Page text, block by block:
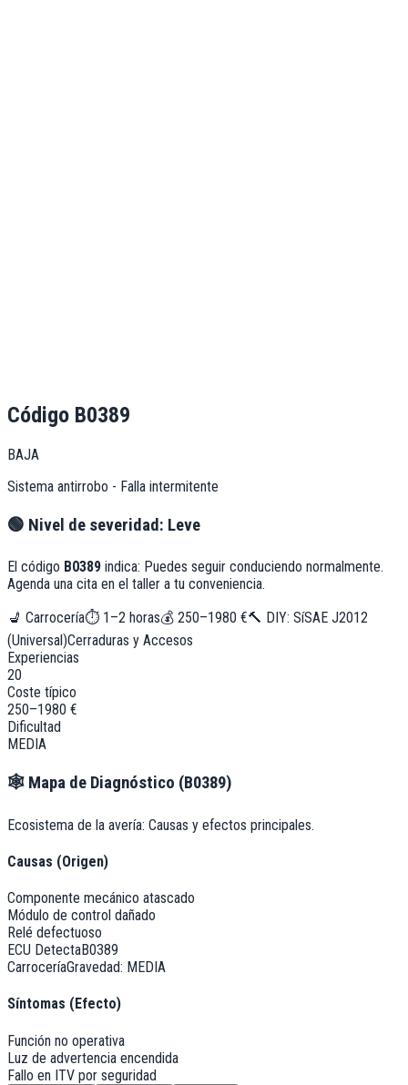
Código B0389
BAJA
Sistema antirrobo - Falla intermitente
🟢 Nivel de severidad: Leve
El código B0389 indica: Puedes seguir conduciendo normalmente.
Agenda una cita en el taller a tu conveniencia.
💺 Carrocería⏱ 1–2 horas💰 250–1980 €🔨 DIY: SíSAE J2012
(Universal)Cerraduras y Accesos
Experiencias
20
Coste típico
250–1980 €
Dificultad
MEDIA
🕸️ Mapa de Diagnóstico (B0389)
Ecosistema de la avería: Causas y efectos principales.
Causas (Origen)
Componente mecánico atascado
Módulo de control dañado
Relé defectuoso
ECU DetectaB0389
CarroceríaGravedad: MEDIA
Síntomas (Efecto)
Función no operativa
Luz de advertencia encendida
Fallo en ITV por seguridad